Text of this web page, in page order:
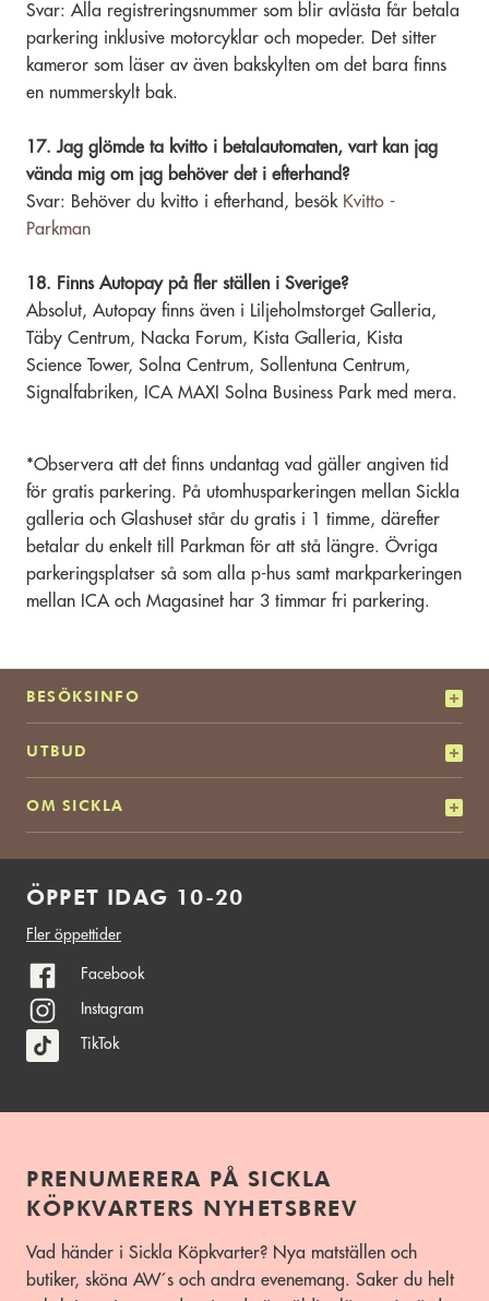
Svar: Alla registreringsnummer som blir avlästa får betala
parkering inklusive motorcyklar och mopeder. Det sitter
kameror som läser av även bakskylten om det bara finns
en nummerskylt bak.
17. Jag glömde ta kvitto i betalautomaten, vart kan jag
vända mig om jag behöver det i efterhand?
Svar: Behöver du kvitto i efterhand, besök Kvitto -
Parkman
18. Finns Autopay på fler ställen i Sverige?
Absolut, Autopay finns även i Liljeholmstorget Galleria,
Täby Centrum, Nacka Forum, Kista Galleria, Kista
Science Tower, Solna Centrum, Sollentuna Centrum,
Signalfabriken, ICA MAXI Solna Business Park med mera.
*Observera att det finns undantag vad gäller angiven tid
för gratis parkering. På utomhusparkeringen mellan Sickla
galleria och Glashuset står du gratis i 1 timme, därefter
betalar du enkelt till Parkman för att stå längre. Övriga
parkeringsplatser så som alla p-hus samt markparkeringen
mellan ICA och Magasinet har 3 timmar fri parkering.
BESÖKSINFO
UTBUD
OM SICKLA
ÖPPET IDAG 10-20
Fler öppettider
Facebook
Instagram
TikTok
PRENUMERERA PÅ SICKLA
KÖPKVARTERS NYHETSBREV
Vad händer i Sickla Köpkvarter? Nya matställen och
butiker, sköna AW´s och andra evenemang. Saker du helt